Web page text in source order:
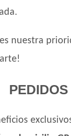
nuestra
PEDIDOS